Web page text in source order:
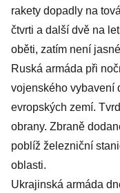
rakety dopadly na
čtvrti a další dvě na
oběti, zatím není
Ruská armáda při
vojenského vybavení
evropských zemí.
obrany. Zbraně
poblíž železniční
oblasti.
Ukrajinská armáda